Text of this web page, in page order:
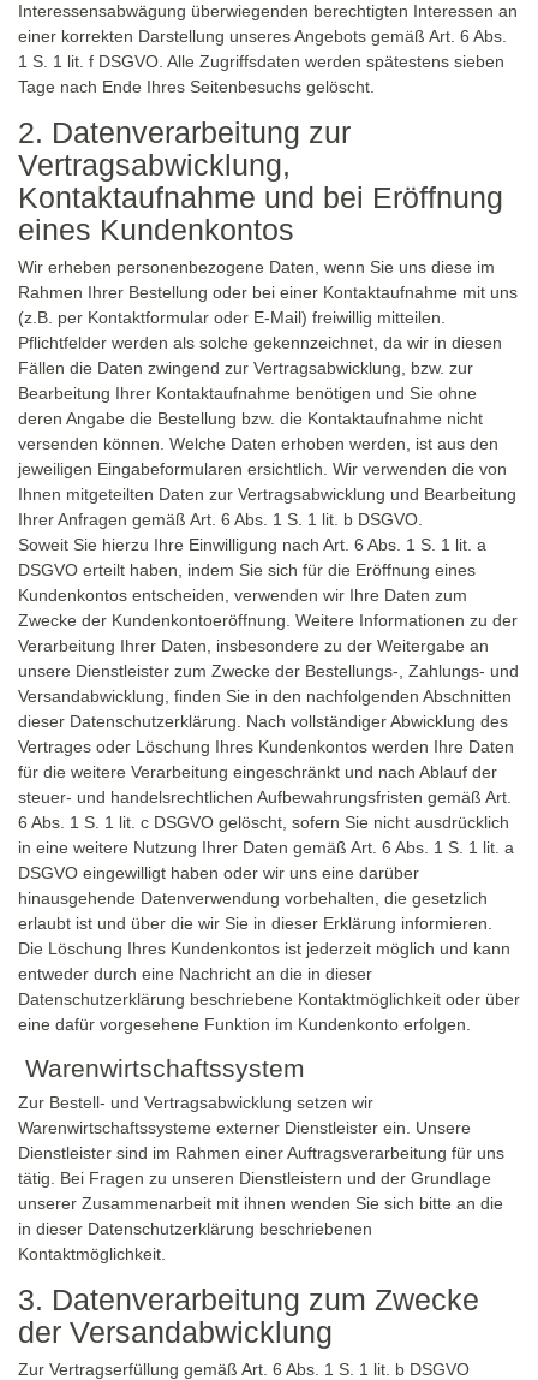
Interessensabwägung überwiegenden berechtigten Interessen an
einer korrekten Darstellung unseres Angebots gemäß Art. 6 Abs.
1 S. 1 lit. f DSGVO. Alle Zugriffsdaten werden spätestens sieben
Tage nach Ende Ihres Seitenbesuchs gelöscht.
2. Datenverarbeitung zur
Vertragsabwicklung,
Kontaktaufnahme und bei Eröffnung
eines Kundenkontos
Wir erheben personenbezogene Daten, wenn Sie uns diese im
Rahmen Ihrer Bestellung oder bei einer Kontaktaufnahme mit uns
(z.B. per Kontaktformular oder E-Mail) freiwillig mitteilen.
Pflichtfelder werden als solche gekennzeichnet, da wir in diesen
Fällen die Daten zwingend zur Vertragsabwicklung, bzw. zur
Bearbeitung Ihrer Kontaktaufnahme benötigen und Sie ohne
deren Angabe die Bestellung bzw. die Kontaktaufnahme nicht
versenden können. Welche Daten erhoben werden, ist aus den
jeweiligen Eingabeformularen ersichtlich. Wir verwenden die von
Ihnen mitgeteilten Daten zur Vertragsabwicklung und Bearbeitung
Ihrer Anfragen gemäß Art. 6 Abs. 1 S. 1 lit. b DSGVO.
Soweit Sie hierzu Ihre Einwilligung nach Art. 6 Abs. 1 S. 1 lit. a
DSGVO erteilt haben, indem Sie sich für die Eröffnung eines
Kundenkontos entscheiden, verwenden wir Ihre Daten zum
Zwecke der Kundenkontoeröffnung. Weitere Informationen zu der
Verarbeitung Ihrer Daten, insbesondere zu der Weitergabe an
unsere Dienstleister zum Zwecke der Bestellungs-, Zahlungs- und
Versandabwicklung, finden Sie in den nachfolgenden Abschnitten
dieser Datenschutzerklärung. Nach vollständiger Abwicklung des
Vertrages oder Löschung Ihres Kundenkontos werden Ihre Daten
für die weitere Verarbeitung eingeschränkt und nach Ablauf der
steuer- und handelsrechtlichen Aufbewahrungsfristen gemäß Art.
6 Abs. 1 S. 1 lit. c DSGVO gelöscht, sofern Sie nicht ausdrücklich
in eine weitere Nutzung Ihrer Daten gemäß Art. 6 Abs. 1 S. 1 lit. a
DSGVO eingewilligt haben oder wir uns eine darüber
hinausgehende Datenverwendung vorbehalten, die gesetzlich
erlaubt ist und über die wir Sie in dieser Erklärung informieren.
Die Löschung Ihres Kundenkontos ist jederzeit möglich und kann
entweder durch eine Nachricht an die in dieser
Datenschutzerklärung beschriebene Kontaktmöglichkeit oder über
eine dafür vorgesehene Funktion im Kundenkonto erfolgen.
Warenwirtschaftssystem
Zur Bestell- und Vertragsabwicklung setzen wir
Warenwirtschaftssysteme externer Dienstleister ein. Unsere
Dienstleister sind im Rahmen einer Auftragsverarbeitung für uns
tätig. Bei Fragen zu unseren Dienstleistern und der Grundlage
unserer Zusammenarbeit mit ihnen wenden Sie sich bitte an die
in dieser Datenschutzerklärung beschriebenen
Kontaktmöglichkeit.
3. Datenverarbeitung zum Zwecke
der Versandabwicklung
Zur Vertragserfüllung gemäß Art. 6 Abs. 1 S. 1 lit. b DSGVO